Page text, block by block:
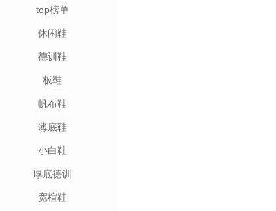
top榜单
休闲鞋
德训鞋
板鞋
帆布鞋
薄底鞋
小白鞋
厚底德训
宽楦鞋